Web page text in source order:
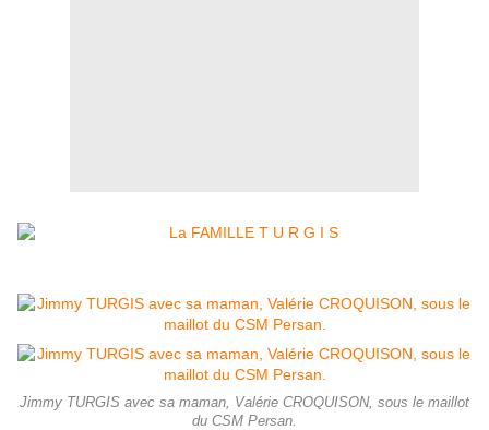
Jimmy TURGIS avec sa maman, Valérie CROQUISON, sous le maillot
du CSM Persan.